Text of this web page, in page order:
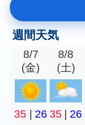
週間天気
8/7
(金)
8/8
(土)
35 | 26 35 | 26